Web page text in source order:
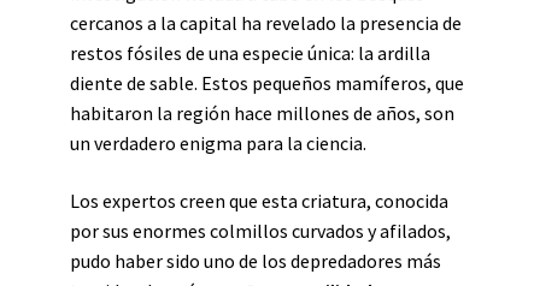
cercanos a la capital ha revelado la presencia de
restos fósiles de una especie única: la ardilla
diente de sable. Estos pequeños mamíferos, que
habitaron la región hace millones de años, son
un verdadero enigma para la ciencia.
Los expertos creen que esta criatura, conocida
por sus enormes colmillos curvados y afilados,
pudo haber sido uno de los depredadores más